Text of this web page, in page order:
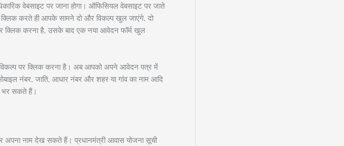
वेबसाइट पर जाना होगा। ऑफिसियल वेबसाइट पर जाते
करते ही आपके सामने दो और विकल्प खुल जाएंगे, दो
क्लिक करना है, उसके बाद एक नया आवेदन फॉर्म खुल
पर क्लिक करना है। अब आपको अपने आवेदन पत्र में
नंबर, जाति, आधार नंबर और शहर या गांव का नाम आदि
भर सकते हैं।
नाम देख सकते हैं। प्रधानमंत्री आवास योजना सूची